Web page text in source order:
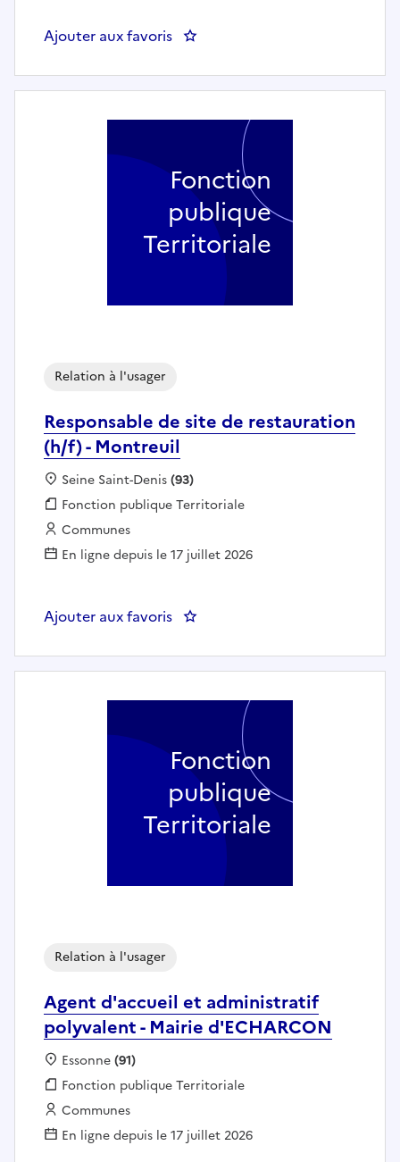
Ajouter aux favoris : Agent d'accueil et
Responsable de site de restauration
(h/f) - Montreuil
Relation à l'usager
Localisation :
Seine Saint-Denis(93)
Fonction publique :
Fonction publique Territoriale
Employeur :
Communes
En ligne depuis le 17 juillet 2026
Ajouter aux favoris : Responsable de site de
Fonction
publique
Territoriale
Agent d'accueil et administratif
polyvalent - Mairie d'ECHARCON
Relation à l'usager
Localisation :
Essonne(91)
Fonction publique :
Fonction publique Territoriale
Employeur :
Communes
En ligne depuis le 17 juillet 2026
Fonction
publique
Territoriale